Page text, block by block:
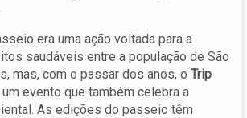
era uma ação voltada para a
saudáveis entre a população de São
mas, com o passar dos anos, o Trip
evento que também celebra a
As edições do passeio têm